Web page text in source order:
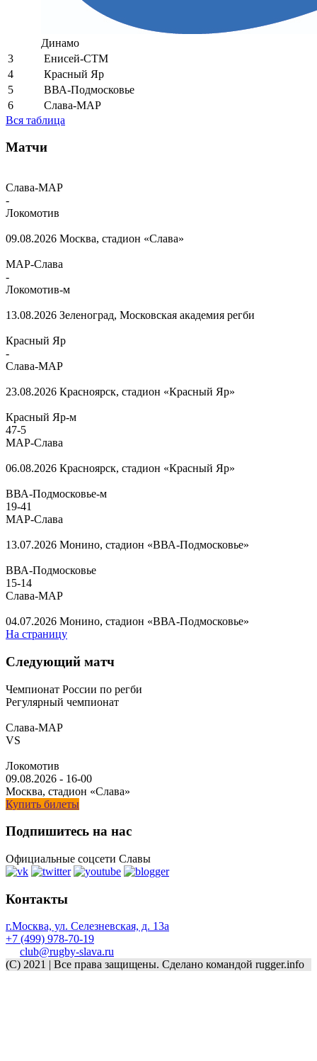
Динамо
3
Енисей-СТМ
4
Красный Яр
5
ВВА-Подмосковье
6
Слава-МАР
Вся таблица
Матчи
Слава-МАР
-
Локомотив
09.08.2026 Москва, стадион «Слава»
МАР-Слава
-
Локомотив-м
13.08.2026 Зеленоград, Московская академия регби
Красный Яр
-
Слава-МАР
23.08.2026 Красноярск, стадион «Красный Яр»
Красный Яр-м
47-5
МАР-Слава
06.08.2026 Красноярск, стадион «Красный Яр»
ВВА-Подмосковье-м
19-41
МАР-Слава
13.07.2026 Монино, стадион «ВВА-Подмосковье»
ВВА-Подмосковье
15-14
Слава-МАР
04.07.2026 Монино, стадион «ВВА-Подмосковье»
На страницу
Следующий матч
Чемпионат России по регби
Регулярный чемпионат
Слава-МАР
VS
Локомотив
09.08.2026 - 16-00
Москва, стадион «Слава»
Купить билеты
Подпишитесь на нас
Официальные соцсети Славы
Контакты
г.Москва, ул. Селезневская, д. 13a
+7 (499) 978-70-19
club@rugby-slava.ru
(C) 2021 | Все права защищены. Сделано командой rugger.info